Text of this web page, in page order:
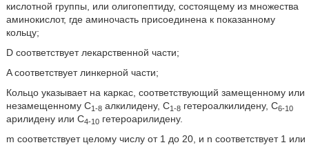
кислотной группы, или олигопептиду, состоящему из множества
аминокислот, где аминочасть присоединена к показанному
кольцу;
D соответствует лекарственной части;
A соответствует линкерной части;
Кольцо указывает на каркас, соответствующий замещенному или
незамещенному C1-8алкилидену, C1-8гетероалкилидену, C6-10
арилидену или C4-10гетероарилидену.
m соответствует целому числу от 1 до 20, и n соответствует 1 или